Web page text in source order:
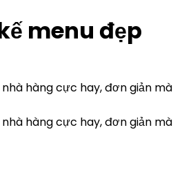
menu đẹp